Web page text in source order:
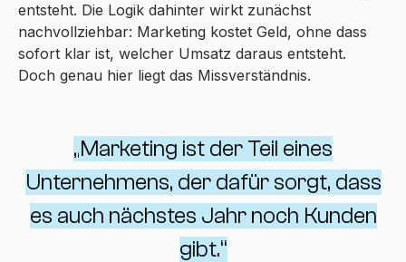
entsteht. Die Logik dahinter wirkt zunächst
nachvollziehbar: Marketing kostet Geld, ohne dass
sofort klar ist, welcher Umsatz daraus entsteht.
Doch genau hier liegt das Missverständnis.
„Marketing ist der Teil eines
Unternehmens, der dafür sorgt, dass
es auch nächstes Jahr noch Kunden
gibt.“